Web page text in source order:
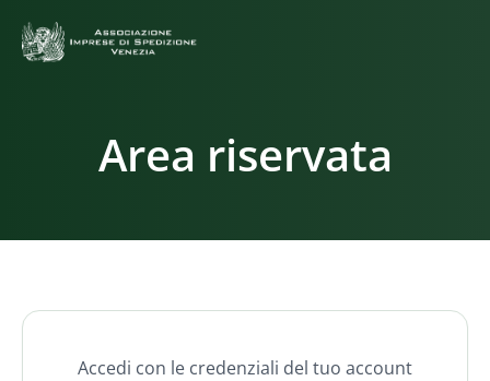
Area riservata
Accedi con le credenziali del tuo account